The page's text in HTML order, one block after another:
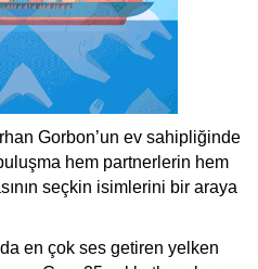
Gorbon’un ev sahipliğinde
hem partnerlerin hem
seçkin isimlerini bir araya
en çok ses getiren yelken